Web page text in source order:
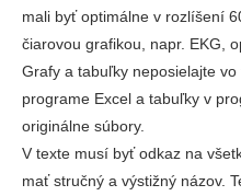
mali byť optimálne v rozlíšení
čiarovou grafikou, napr. EKG,
Grafy a tabuľky neposielajte
programe Excel a tabuľky v
originálne súbory.
V texte musí byť odkaz na
mať stručný a výstižný názov.